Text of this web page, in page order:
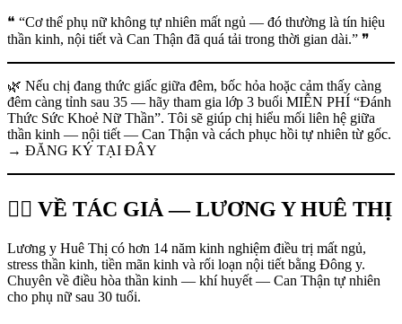
❝ “Cơ thể phụ nữ không tự nhiên mất ngủ — đó thường là tín hiệu
thần kinh, nội tiết và Can Thận đã quá tải trong thời gian dài.” ❞
🌿 Nếu chị đang thức giấc giữa đêm, bốc hỏa hoặc cảm thấy càng
đêm càng tỉnh sau 35 — hãy tham gia lớp 3 buổi MIỄN PHÍ “Đánh
Thức Sức Khoẻ Nữ Thần”. Tôi sẽ giúp chị hiểu mối liên hệ giữa
thần kinh — nội tiết — Can Thận và cách phục hồi tự nhiên từ gốc.
→ ĐĂNG KÝ TẠI ĐÂY
👩‍⚕️ VỀ TÁC GIẢ — LƯƠNG Y HUÊ THỊ
Lương y Huê Thị có hơn 14 năm kinh nghiệm điều trị mất ngủ,
stress thần kinh, tiền mãn kinh và rối loạn nội tiết bằng Đông y.
Chuyên về điều hòa thần kinh — khí huyết — Can Thận tự nhiên
cho phụ nữ sau 30 tuổi.